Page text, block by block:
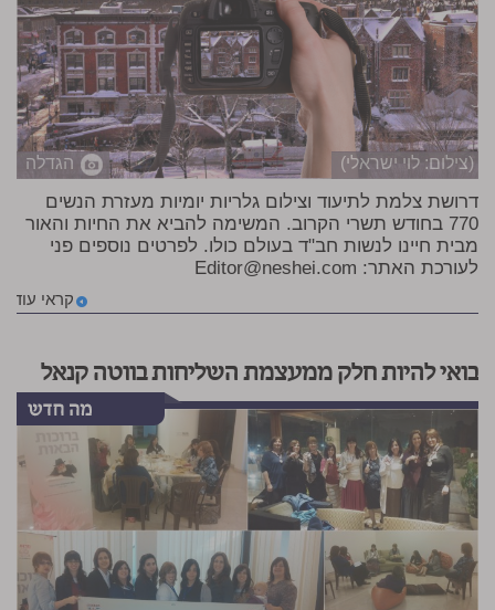
(צילום: לוי ישראלי) הגדלה
דרושת צלמת לתיעוד וצילום גלריות יומיות מעזרת הנשים
770 בחודש תשרי הקרוב. המשימה להביא את החיות והאור
מבית חיינו לנשות חב"ד בעולם כולו. לפרטים נוספים פני
לעורכת האתר: Editor@neshei.com
קראי עוד
בואי להיות חלק ממעצמת השליחות בווטה קנאל